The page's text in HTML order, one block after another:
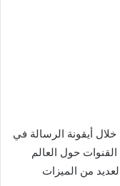
أيقونة الرسالة في
حول العالم
من الميزات